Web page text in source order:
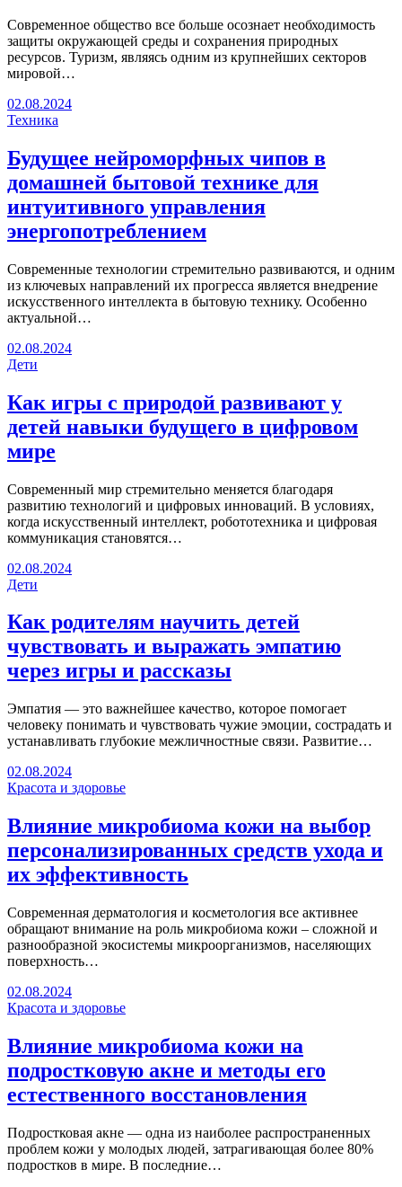
Современное общество все больше осознает необходимость
защиты окружающей среды и сохранения природных
ресурсов. Туризм, являясь одним из крупнейших секторов
мировой…
02.08.2024
Техника
Будущее нейроморфных чипов в
домашней бытовой технике для
интуитивного управления
энергопотреблением
Современные технологии стремительно развиваются, и одним
из ключевых направлений их прогресса является внедрение
искусственного интеллекта в бытовую технику. Особенно
актуальной…
02.08.2024
Дети
Как игры с природой развивают у
детей навыки будущего в цифровом
мире
Современный мир стремительно меняется благодаря
развитию технологий и цифровых инноваций. В условиях,
когда искусственный интеллект, робототехника и цифровая
коммуникация становятся…
02.08.2024
Дети
Как родителям научить детей
чувствовать и выражать эмпатию
через игры и рассказы
Эмпатия — это важнейшее качество, которое помогает
человеку понимать и чувствовать чужие эмоции, сострадать и
устанавливать глубокие межличностные связи. Развитие…
02.08.2024
Красота и здоровье
Влияние микробиома кожи на выбор
персонализированных средств ухода и
их эффективность
Современная дерматология и косметология все активнее
обращают внимание на роль микробиома кожи – сложной и
разнообразной экосистемы микроорганизмов, населяющих
поверхность…
02.08.2024
Красота и здоровье
Влияние микробиома кожи на
подростковую акне и методы его
естественного восстановления
Подростковая акне — одна из наиболее распространенных
проблем кожи у молодых людей, затрагивающая более 80%
подростков в мире. В последние…